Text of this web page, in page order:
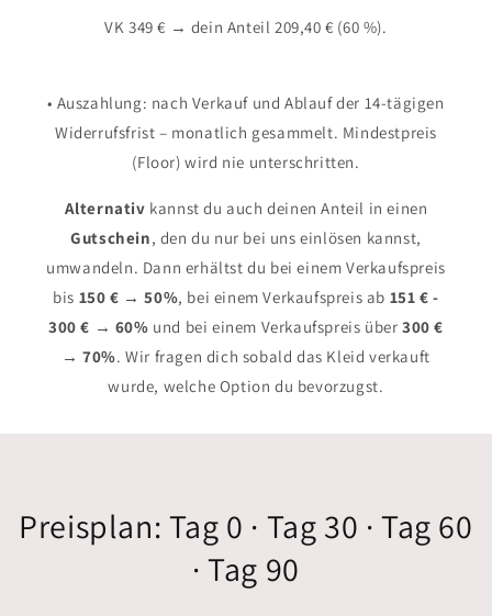
VK 349 € → dein Anteil 209,40 € (60 %).
• Auszahlung: nach Verkauf und Ablauf der 14-tägigen
Widerrufsfrist – monatlich gesammelt. Mindestpreis
(Floor) wird nie unterschritten.
Alternativ kannst du auch deinen Anteil in einen
Gutschein, den du nur bei uns einlösen kannst,
umwandeln. Dann erhältst du bei einem Verkaufspreis
bis 150 € → 50%, bei einem Verkaufspreis ab 151 € -
300 € → 60% und bei einem Verkaufspreis über 300 €
→ 70%. Wir fragen dich sobald das Kleid verkauft
wurde, welche Option du bevorzugst.
Preisplan: Tag 0 · Tag 30 · Tag 60
· Tag 90